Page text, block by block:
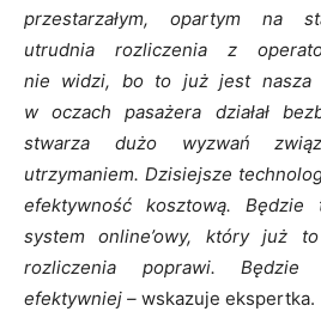
przestarzałym, opartym na
utrudnia rozliczenia z
nie widzi, bo to już jest nasza
w oczach pasażera działał
stwarza dużo wyzwań
utrzymaniem. Dzisiejsze
efektywność kosztową.
system online’owy, który już
rozliczenia poprawi. Będzie
efektywniej – wskazuje ekspertka.